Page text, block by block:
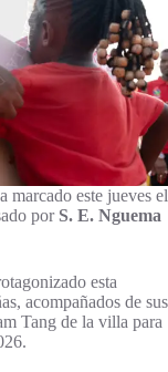
marcado este jueves el
por S. E. Nguema
esta
acompañados de sus
Tang de la villa para